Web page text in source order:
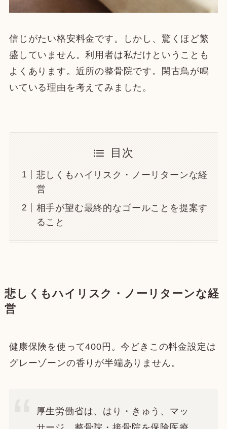
信じがたい格安料金です。しかし、驚くほど繁
盛していません。利用者は私だけということも
よくあります。近所の整骨院です。閑古鳥が鳴
いている理由を考えてみました。
目次
悲しくもハイリスク・ノーリターンな経
営
相手が望む最終的なゴールことを提案す
ること
悲しくもハイリスク・ノーリターンな経
営
健康保険を使って400円。今どきこの料金設定は
グレーゾーンの香りが半端ありません。
厚生労働省は、はり・きゅう、マッ